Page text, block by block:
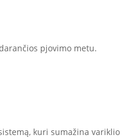
pjovimo metu.
kuri sumažina variklio